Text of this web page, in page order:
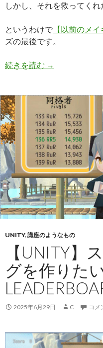
しかし、それを救ってくれ
というわけで 【以前のメイ
ズの最後です。
続きを読む 【Unity】衝撃
→
UNITY, 講座のようなもの
【UNITY】
グを作りた
2025年6月29日 C コメ